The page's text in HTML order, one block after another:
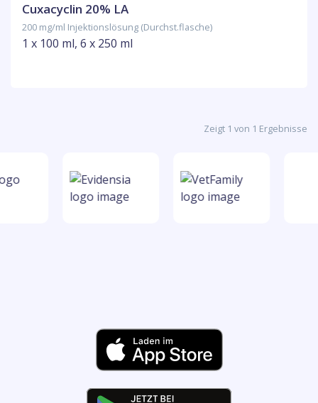
Cuxacyclin 20% LA
200 mg/ml Injektionslösung (Durchst.flasche)
1 x 100 ml, 6 x 250 ml
Zeigt 1 von 1 Ergebnisse